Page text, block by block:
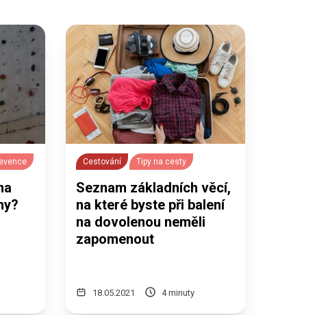
Cestování Tipy na cesty
Seznam základních věcí,
na které byste při balení
na dovolenou neměli
zapomenout
18.05.2021 4 minuty